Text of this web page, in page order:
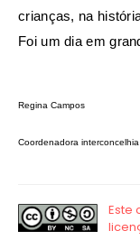
crianças, na
Foi um dia em
Regina Campos
Coordenadora interconcelhia